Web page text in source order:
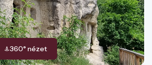
360° nézet